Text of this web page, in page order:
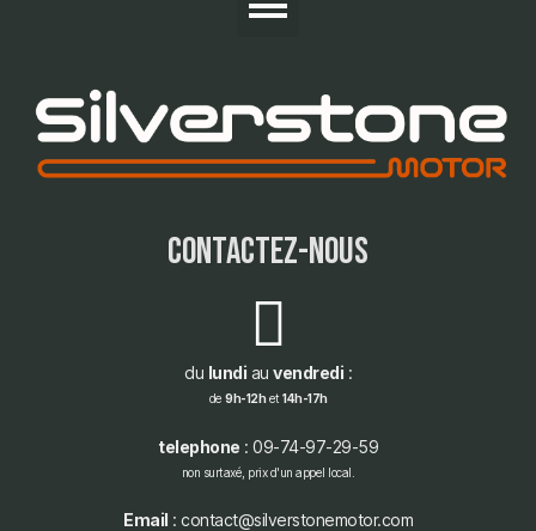
contactez-nous
du lundi au vendredi :
de 9h-12het 14h-17h
telephone : 09-74-97-29-59
non surtaxé, prix d'un appel local.
Email : contact@silverstonemotor.com